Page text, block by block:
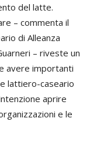
del latte.
– commenta il
di Alleanza
– riveste un
avere importanti
lattiero-caseario
aprire
e le